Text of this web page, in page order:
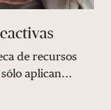
de recursos
aplican...